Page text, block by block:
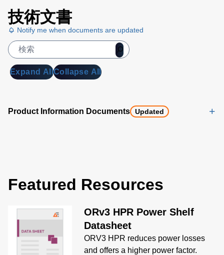
技術文書
Notify me when documents are updated
Expand AllCollapse All
Product Information Documents Updated
Featured Resources
ORv3 HPR Power Shelf
Datasheet
ORV3 HPR reduces power losses
and offers a higher power factor.